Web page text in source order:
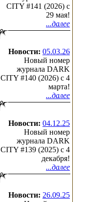
CITY #141 (2026) c
29 мая!
...далее
Новости: 05.03.26
Новый номер
журнала DARK
CITY #140 (2026) c 4
марта!
...далее
Новости: 04.12.25
Новый номер
журнала DARK
CITY #139 (2025) c 4
декабря!
...далее
Новости: 26.09.25